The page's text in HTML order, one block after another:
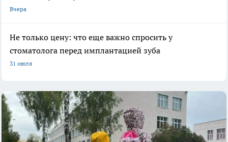
Вчера
Не только цену: что еще важно спросить у
стоматолога перед имплантацией зуба
31 июля